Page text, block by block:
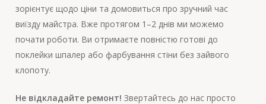
зорієнтує щодо ціни та домовиться про зручний час
виїзду майстра. Вже протягом 1–2 днів ми можемо
почати роботи. Ви отримаєте повністю готові до
поклейки шпалер або фарбування стіни без зайвого
клопоту.
Не відкладайте ремонт! Звертайтесь до нас просто